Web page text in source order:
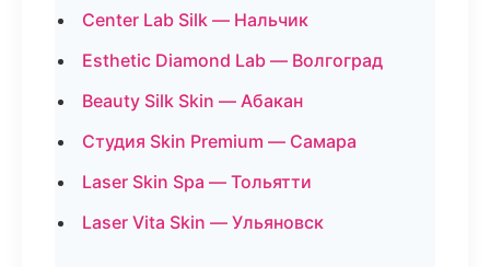
Center Lab Silk — Нальчик
Esthetic Diamond Lab — Волгоград
Beauty Silk Skin — Абакан
Студия Skin Premium — Самара
Laser Skin Spa — Тольятти
Laser Vita Skin — Ульяновск